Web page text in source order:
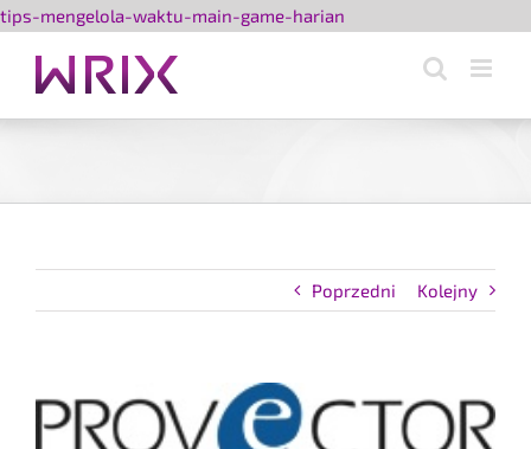
tips-mengelola-waktu-main-game-harian
zawartości
Poprzedni Kolejny
Pokaż
większy